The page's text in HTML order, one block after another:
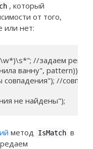
, который
от того,
или нет:
//задаем
ванну", pattern))
совпадения"); //
не найдены");
метод IsMatch в